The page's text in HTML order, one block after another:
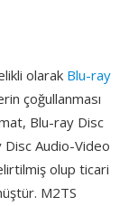
olarak Blu-ray
çoğullanması
Blu-ray Disc
Audio-Video
olup ticari
M2TS